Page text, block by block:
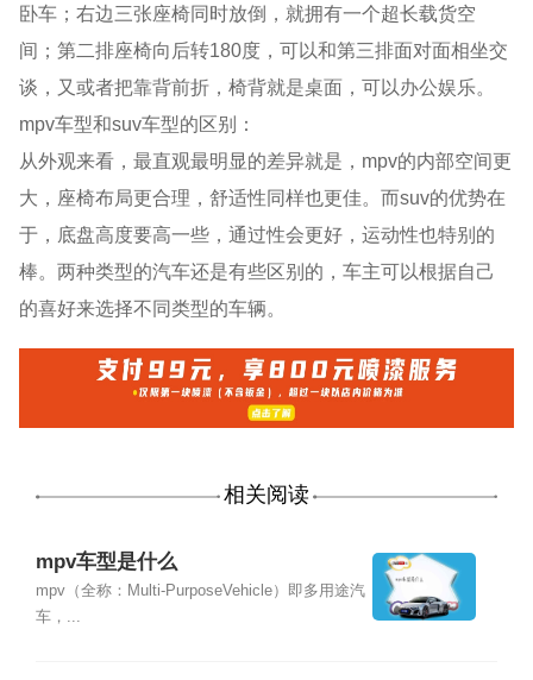
卧车；右边三张座椅同时放倒，就拥有一个超长载货空
间；第二排座椅向后转180度，可以和第三排面对面相坐交
谈，又或者把靠背前折，椅背就是桌面，可以办公娱乐。
mpv车型和suv车型的区别：
从外观来看，最直观最明显的差异就是，mpv的内部空间更
大，座椅布局更合理，舒适性同样也更佳。而suv的优势在
于，底盘高度要高一些，通过性会更好，运动性也特别的
棒。两种类型的汽车还是有些区别的，车主可以根据自己
的喜好来选择不同类型的车辆。
相关阅读
mpv车型是什么
mpv（全称：Multi-PurposeVehicle）即多用途汽
车，...